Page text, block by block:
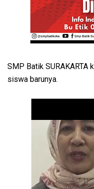
SMP Batik SURAKARTA
siswa barunya.